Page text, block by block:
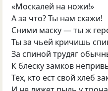
«Москалей на ножи!»
А за что? Ты нам скажи!
Сними маску — ты ж
Ты за чьей кричишь
За спиной трудяг
К блеску замков
Тех, кто ест свой хлеб